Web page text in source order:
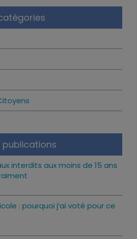
publications
interdits aux moins de 15 ans
: pourquoi j’ai voté pour ce